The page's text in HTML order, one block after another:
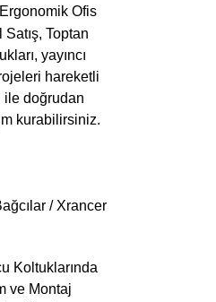
Ofis
Toptan
yayıncı
hareketli
ile doğrudan
kurabilirsiniz.
/ Xrancer
Koltuklarında
ve Montaj